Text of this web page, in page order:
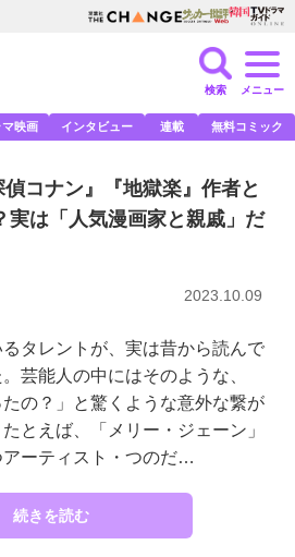
検索 メニュー
マ映画 インタビュー 連載 無料コミック
偵コナン』『地獄楽』作者と
実は「人気漫画家と親戚」だ
2023.10.09
タレントが、実は昔から読んで
芸能人の中にはそのような、
たの？」と驚くような意外な繋が
とえば、「メリー・ジェーン」
ーティスト・つのだ…
続きを読む